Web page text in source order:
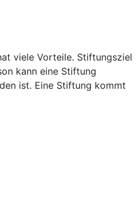
viele Vorteile. Stiftungsziel
kann eine Stiftung
ist. Eine Stiftung kommt